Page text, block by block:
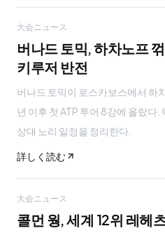
大会ニュース
버나드 토믹, 하차노프
키루저 반전
버나드 토믹이 로스카보스에서
년 이후 첫 ATP 투어 8강에 올랐다
상대 노리 일정을 정리한다.
詳しく読む
大会ニュース
콜먼 웡, 세계 12위 레헤